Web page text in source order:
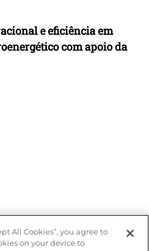
e eficiência em
com apoio da
All Cookies”, you agree to
on your device to